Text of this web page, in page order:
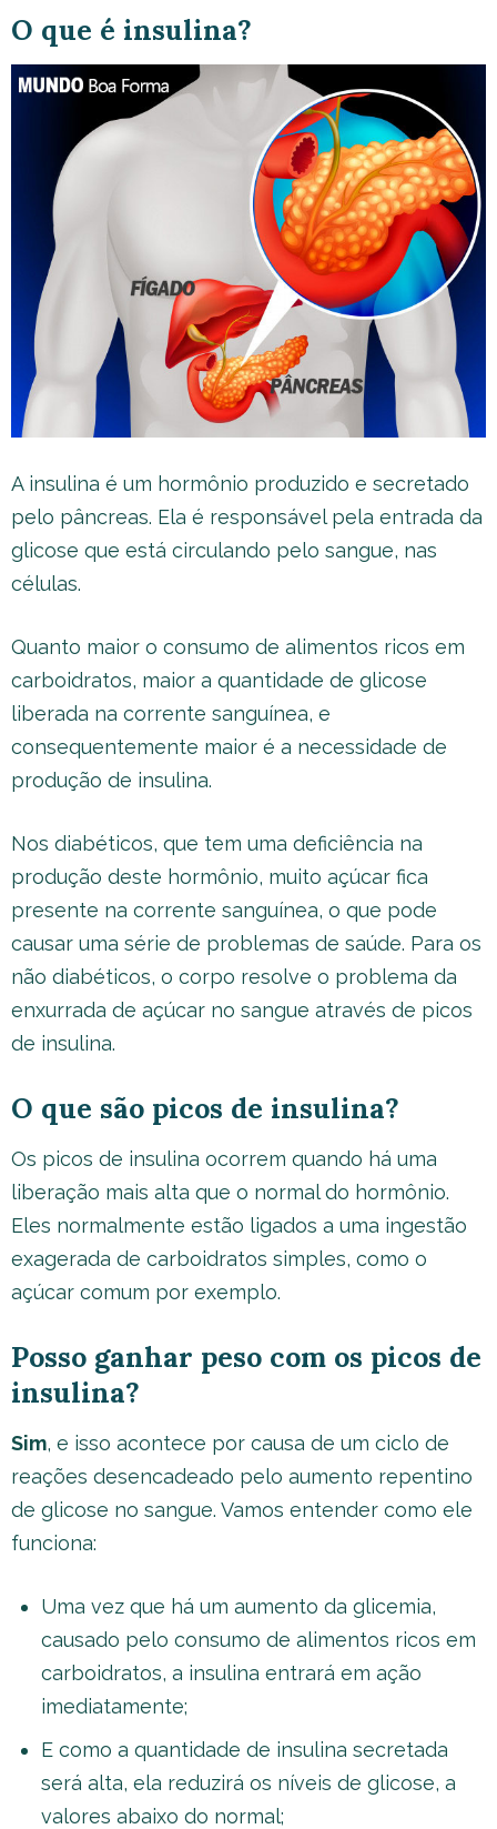
O que é insulina?
A insulina é um hormônio produzido e secretado
pelo pâncreas. Ela é responsável pela entrada da
glicose que está circulando pelo sangue, nas
células.
Quanto maior o consumo de alimentos ricos em
carboidratos, maior a quantidade de glicose
liberada na corrente sanguínea, e
consequentemente maior é a necessidade de
produção de insulina.
Nos diabéticos, que tem uma deficiência na
produção deste hormônio, muito açúcar fica
presente na corrente sanguínea, o que pode
causar uma série de problemas de saúde. Para os
não diabéticos, o corpo resolve o problema da
enxurrada de açúcar no sangue através de picos
de insulina.
O que são picos de insulina?
Os picos de insulina ocorrem quando há uma
liberação mais alta que o normal do hormônio.
Eles normalmente estão ligados a uma ingestão
exagerada de carboidratos simples, como o
açúcar comum por exemplo.
Posso ganhar peso com os picos de
insulina?
Sim, e isso acontece por causa de um ciclo de
reações desencadeado pelo aumento repentino
de glicose no sangue. Vamos entender como ele
funciona:
Uma vez que há um aumento da glicemia,
causado pelo consumo de alimentos ricos em
carboidratos, a insulina entrará em ação
imediatamente;
E como a quantidade de insulina secretada
será alta, ela reduzirá os níveis de glicose, a
valores abaixo do normal;